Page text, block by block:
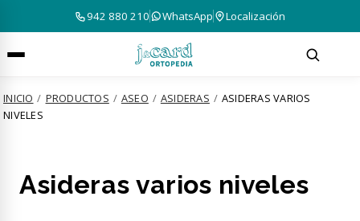
942 880 210 WhatsApp Localización
INICIO / PRODUCTOS / ASEO / ASIDERAS / ASIDERAS VARIOS
NIVELES
Asideras varios niveles